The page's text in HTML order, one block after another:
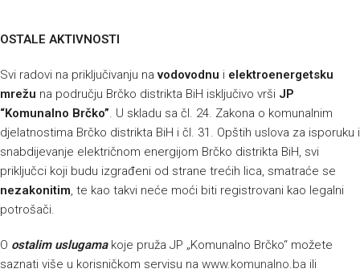
OSTALE AKTIVNOSTI
Svi radovi na priključivanju navodovodnu i elektroenergetsku
mrežu na području Brčko distrikta BiH isključivo vrši JP
“Komunalno Brčko”. U skladu sa čl. 24. Zakona o komunalnim
djelatnostima Brčko distrikta BiH i čl. 31. Opštih uslova za isporuku i
snabdijevanje električnom energijom Brčko distrikta BiH, svi
priključci koji budu izgrađeni od strane trećih lica, smatraće se
nezakonitim, te kao takvi neće moći biti registrovani kao legalni
potrošači.
O ostalim uslugamakoje pruža JP „Komunalno Brčko“ možete
saznati više u korisničkom servisu na www.komunalno.ba ili